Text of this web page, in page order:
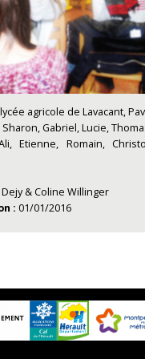
agricole de Lavacant,
Gabriel, Lucie,
Etienne, Romain,
Dejy & Coline Willinger
:01/01/2016